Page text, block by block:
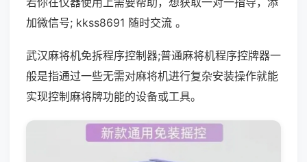
加微信号; kkss8691 随时交流 。
武汉麻将机免拆程序控制器;普通麻将机程序控牌器一
般是指通过一些无需对麻将机进行复杂安装操作就能
实现控制麻将牌功能的设备或工具。